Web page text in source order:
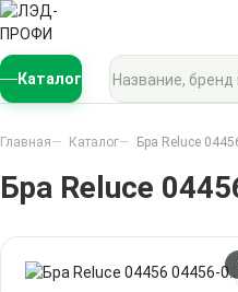
Каталог
Поиск по каталогу
Главная Каталог Бра Reluce
Бра Reluce